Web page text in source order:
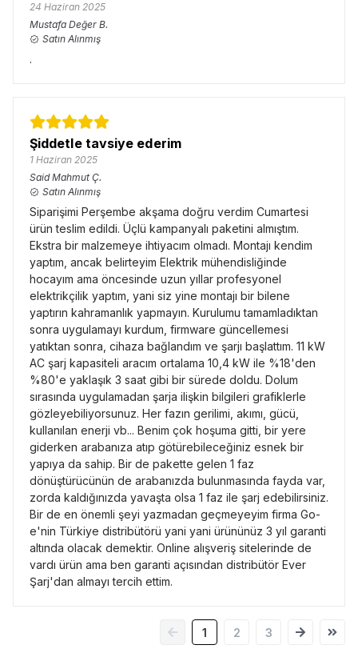
24 Haziran 2025
Mustafa Değer B.
Satın Alınmış
.
Şiddetle tavsiye ederim
1 Haziran 2025
Said Mahmut Ç.
Satın Alınmış
Siparişimi Perşembe akşama doğru verdim Cumartesi
ürün teslim edildi. Üçlü kampanyalı paketini almıştım.
Ekstra bir malzemeye ihtiyacım olmadı. Montajı kendim
yaptım, ancak belirteyim Elektrik mühendisliğinde
hocayım ama öncesinde uzun yıllar profesyonel
elektrikçilik yaptım, yani siz yine montajı bir bilene
yaptırın kahramanlık yapmayın. Kurulumu tamamladıktan
sonra uygulamayı kurdum, firmware güncellemesi
yatıktan sonra, cihaza bağlandım ve şarjı başlattım. 11 kW
AC şarj kapasiteli aracım ortalama 10,4 kW ile %18'den
%80'e yaklaşık 3 saat gibi bir sürede doldu. Dolum
sırasında uygulamadan şarja ilişkin bilgileri grafiklerle
gözleyebiliyorsunuz. Her fazın gerilimi, akımı, gücü,
kullanılan enerji vb... Benim çok hoşuma gitti, bir yere
giderken arabanıza atıp götürebileceğiniz esnek bir
yapıya da sahip. Bir de pakette gelen 1 faz
dönüştürücünün de arabanızda bulunmasında fayda var,
zorda kaldığınızda yavaşta olsa 1 faz ile şarj edebilirsiniz.
Bir de en önemli şeyi yazmadan geçmeyeyim firma Go-
e'nin Türkiye distribütörü yani yani ürününüz 3 yıl garanti
altında olacak demektir. Online alışveriş sitelerinde de
vardı ürün ama ben garanti açısından distribütör Ever
Şarj'dan almayı tercih ettim.
1 2 3